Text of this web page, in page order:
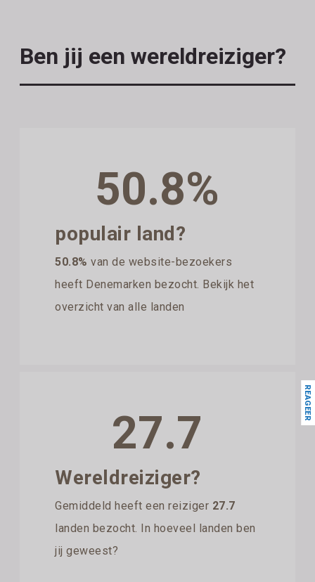
Ben jij een wereldreiziger?
50.8%
populair land?
50.8% van de website-bezoekers
heeft Denemarken bezocht. Bekijk het
overzicht van alle landen
27.7
Wereldreiziger?
Gemiddeld heeft een reiziger 27.7
landen bezocht. In hoeveel landen ben
jij geweest?
REAGEER